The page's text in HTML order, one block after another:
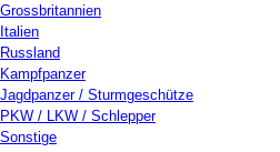
Grossbritannien
Italien
Russland
Kampfpanzer
Jagdpanzer / Sturmgeschütze
PKW / LKW / Schlepper
Sonstige